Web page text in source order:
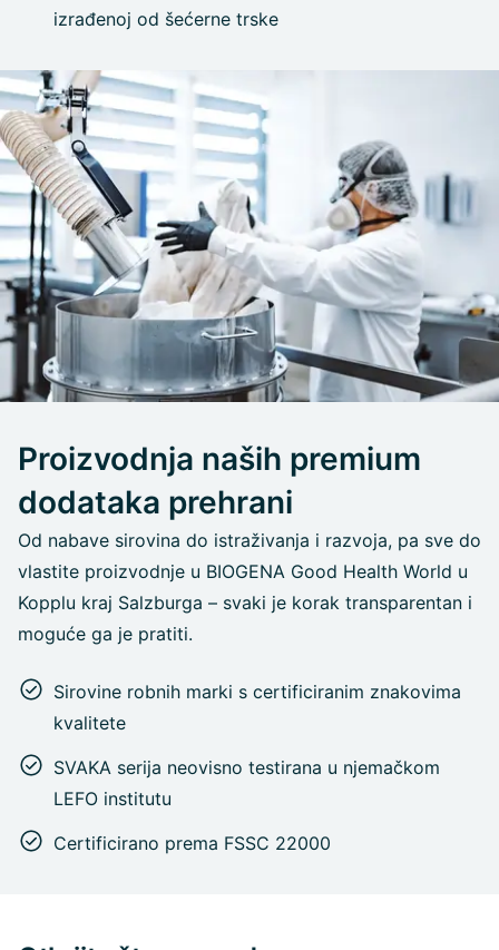
izrađenoj od šećerne trske
Proizvodnja naših premium
dodataka prehrani
Od nabave sirovina do istraživanja i razvoja, pa sve do
vlastite proizvodnje u BIOGENA Good Health World u
Kopplu kraj Salzburga – svaki je korak transparentan i
moguće ga je pratiti.
Sirovine robnih marki s certificiranim znakovima
kvalitete
SVAKA serija neovisno testirana u njemačkom
LEFO institutu
Certificirano prema FSSC 22000